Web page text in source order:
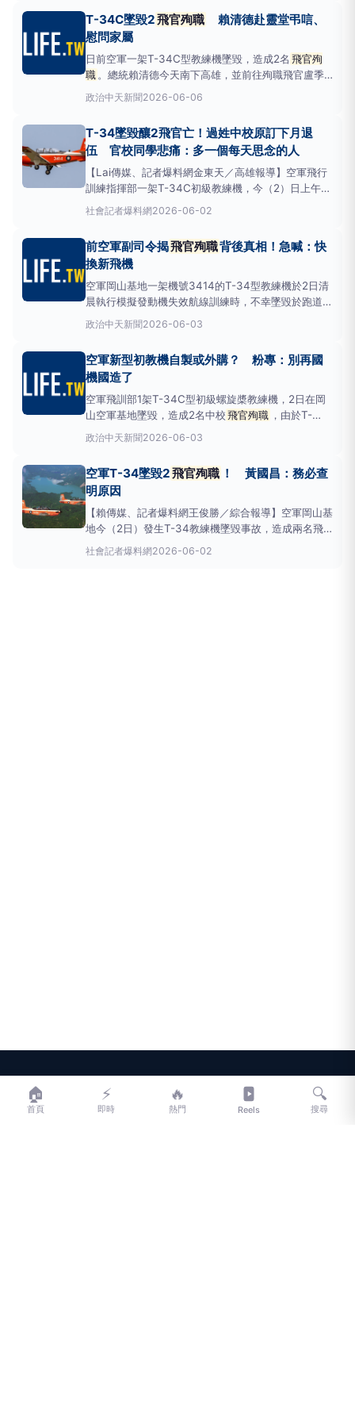
不幸殉職。（圖／中天新聞）墜機瞬間，41歲的盧季
佑中校
T-34C墜毀2飛官殉職
賴清德赴靈堂弔唁、
慰問家屬
日前空軍一架T-34C型教練機墜毀，造成2名 飛官殉
職 。總統賴清德今天南下高雄，並前往殉職飛官盧季
佑和過俊男的靈堂，悼念英靈並慰問家屬，賴清德短暫
停留約20分鐘後，在國防部長顧立雄率空軍人員陪伴
趕往下一個行程。賴清德前往殉職飛官靈堂弔唁。（圖
／中天新聞）
政治中天新聞2026-06-06
T-34墜毀釀2飛官亡！過姓中校原訂下月退
伍 官校同學悲痛：多一個每天思念的人
【Lai傳媒、記者爆料網金東天／高雄報導】空軍飛行
訓練指揮部一架T-34C初級教練機，今（2）日上午在
高雄岡山基地附近執行訓練任務時失事，造成機上2名
飛官殉職
。其中46歲中校過俊男擔任考核官，原本預
後，親友與官校同學悲痛不已。 ▲T-34失
社會記者爆料網2026-06-02
前空軍副司令揭飛官殉職背後真相！急喊：快
換新飛機
空軍岡山基地一架機號3414的T-34型教練機於2日清
晨執行模擬發動機失效航線訓練時，不幸墜毀於跑道北
頭，機上盧姓中校與過姓中校兩名飛行員不幸殉職。空
軍已組成專案小組調查失事原因，該科目係飛行員養成
地T-34C教練機失事，造成2名 飛官殉職（報系資料
照）
政治中天新聞2026-06-03
空軍新型初教機自製或外購？ 粉專：別再國
機國造了
空軍飛訓部1架T-34C型初級螺旋槳教練機，2日在岡
山空軍基地墜毀，造成2名中校飛官殉職 ，由於T-
34C型已服役超過40年，換裝新型初教機的議題再次
浮上檯面。對此，臉書粉專「逆風的烏鴉」直言，初教
毀。(圖/中天新聞)粉專「逆風的烏鴉」2日貼文寫道，
今
政治中天新聞2026-06-03
空軍T-34墜毀2飛官殉職 ！ 黃國昌：務必查
明原因
【賴傳媒、記者爆料網王俊勝／綜合報導】空軍岡山基
地今（2日）發生T-34教練機墜毀事故，造成兩名飛
官不幸殉職，引發各界關注。對此，民眾黨主席黃國昌
表達沉痛哀悼，呼籲軍方務必釐清事故原因，同時妥善
社會記者爆料網2026-06-02
LIFE
LIFE 生活網是台灣領先的生活資訊平台，提供即時新聞、生活、健康、
🏠
首頁
⚡
即時
🔥
熱門 Reels
🔍
搜尋